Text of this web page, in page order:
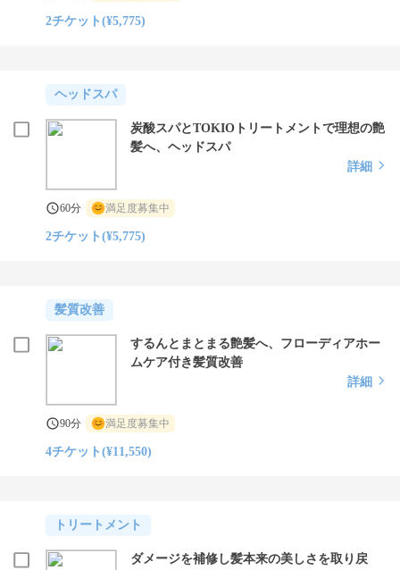
2チケット(¥5,775)
ヘッドスパ
炭酸スパとTOKIOトリートメントで理想の艶
髪へ、ヘッドスパ
詳細
60分 満足度募集中
2チケット(¥5,775)
髪質改善
するんとまとまる艶髪へ、フローディアホー
ムケア付き髪質改善
詳細
90分 満足度募集中
4チケット(¥11,550)
トリートメント
ダメージを補修し髪本来の美しさを取り戻